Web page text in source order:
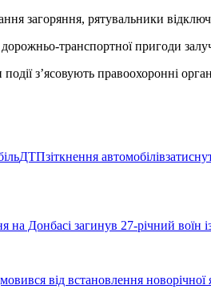
загоряння, рятувальники
дорожньо-транспортної пригоди
з’ясовують правоохоронні
ДТПзіткнення автомобілів
на Донбасі загинув 27-річний воїн
від встановлення новорічної